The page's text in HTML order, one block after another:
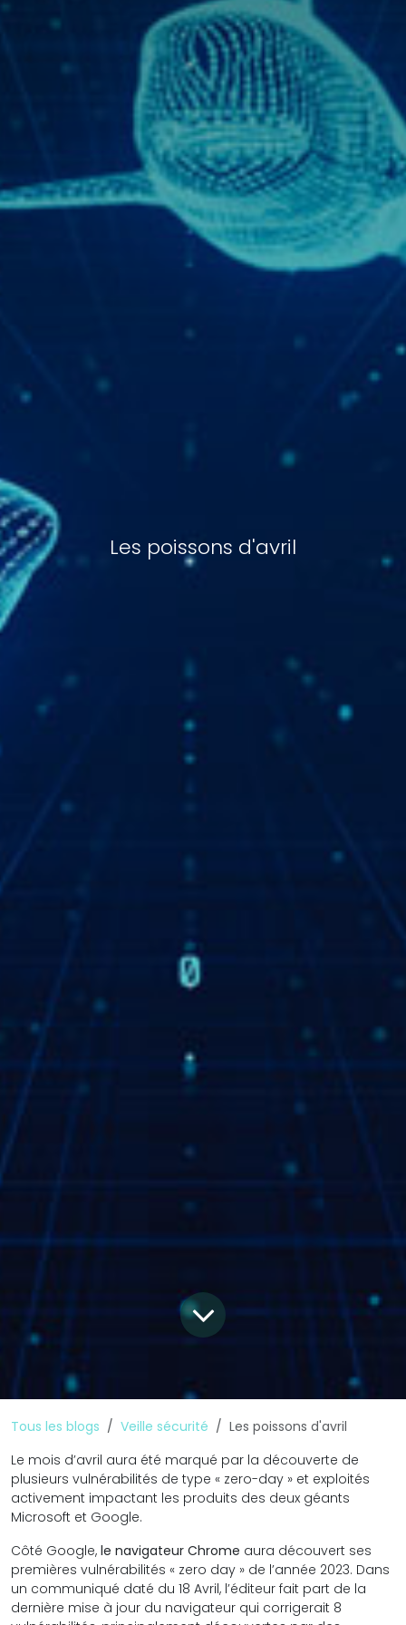
Les poissons d'avril
Tous les blogs Veille sécurité
Les poissons d'avril
Le mois d’avril aura été marqué par la découverte de
plusieurs vulnérabilités de type « zero-day » et exploités
activement impactant les produits des deux géants
Microsoft et Google.
Côté Google, le navigateur Chrome aura découvert ses
premières vulnérabilités « zero day » de l’année 2023. Dans
un communiqué daté du 18 Avril, l’éditeur fait part de la
dernière mise à jour du navigateur qui corrigerait 8